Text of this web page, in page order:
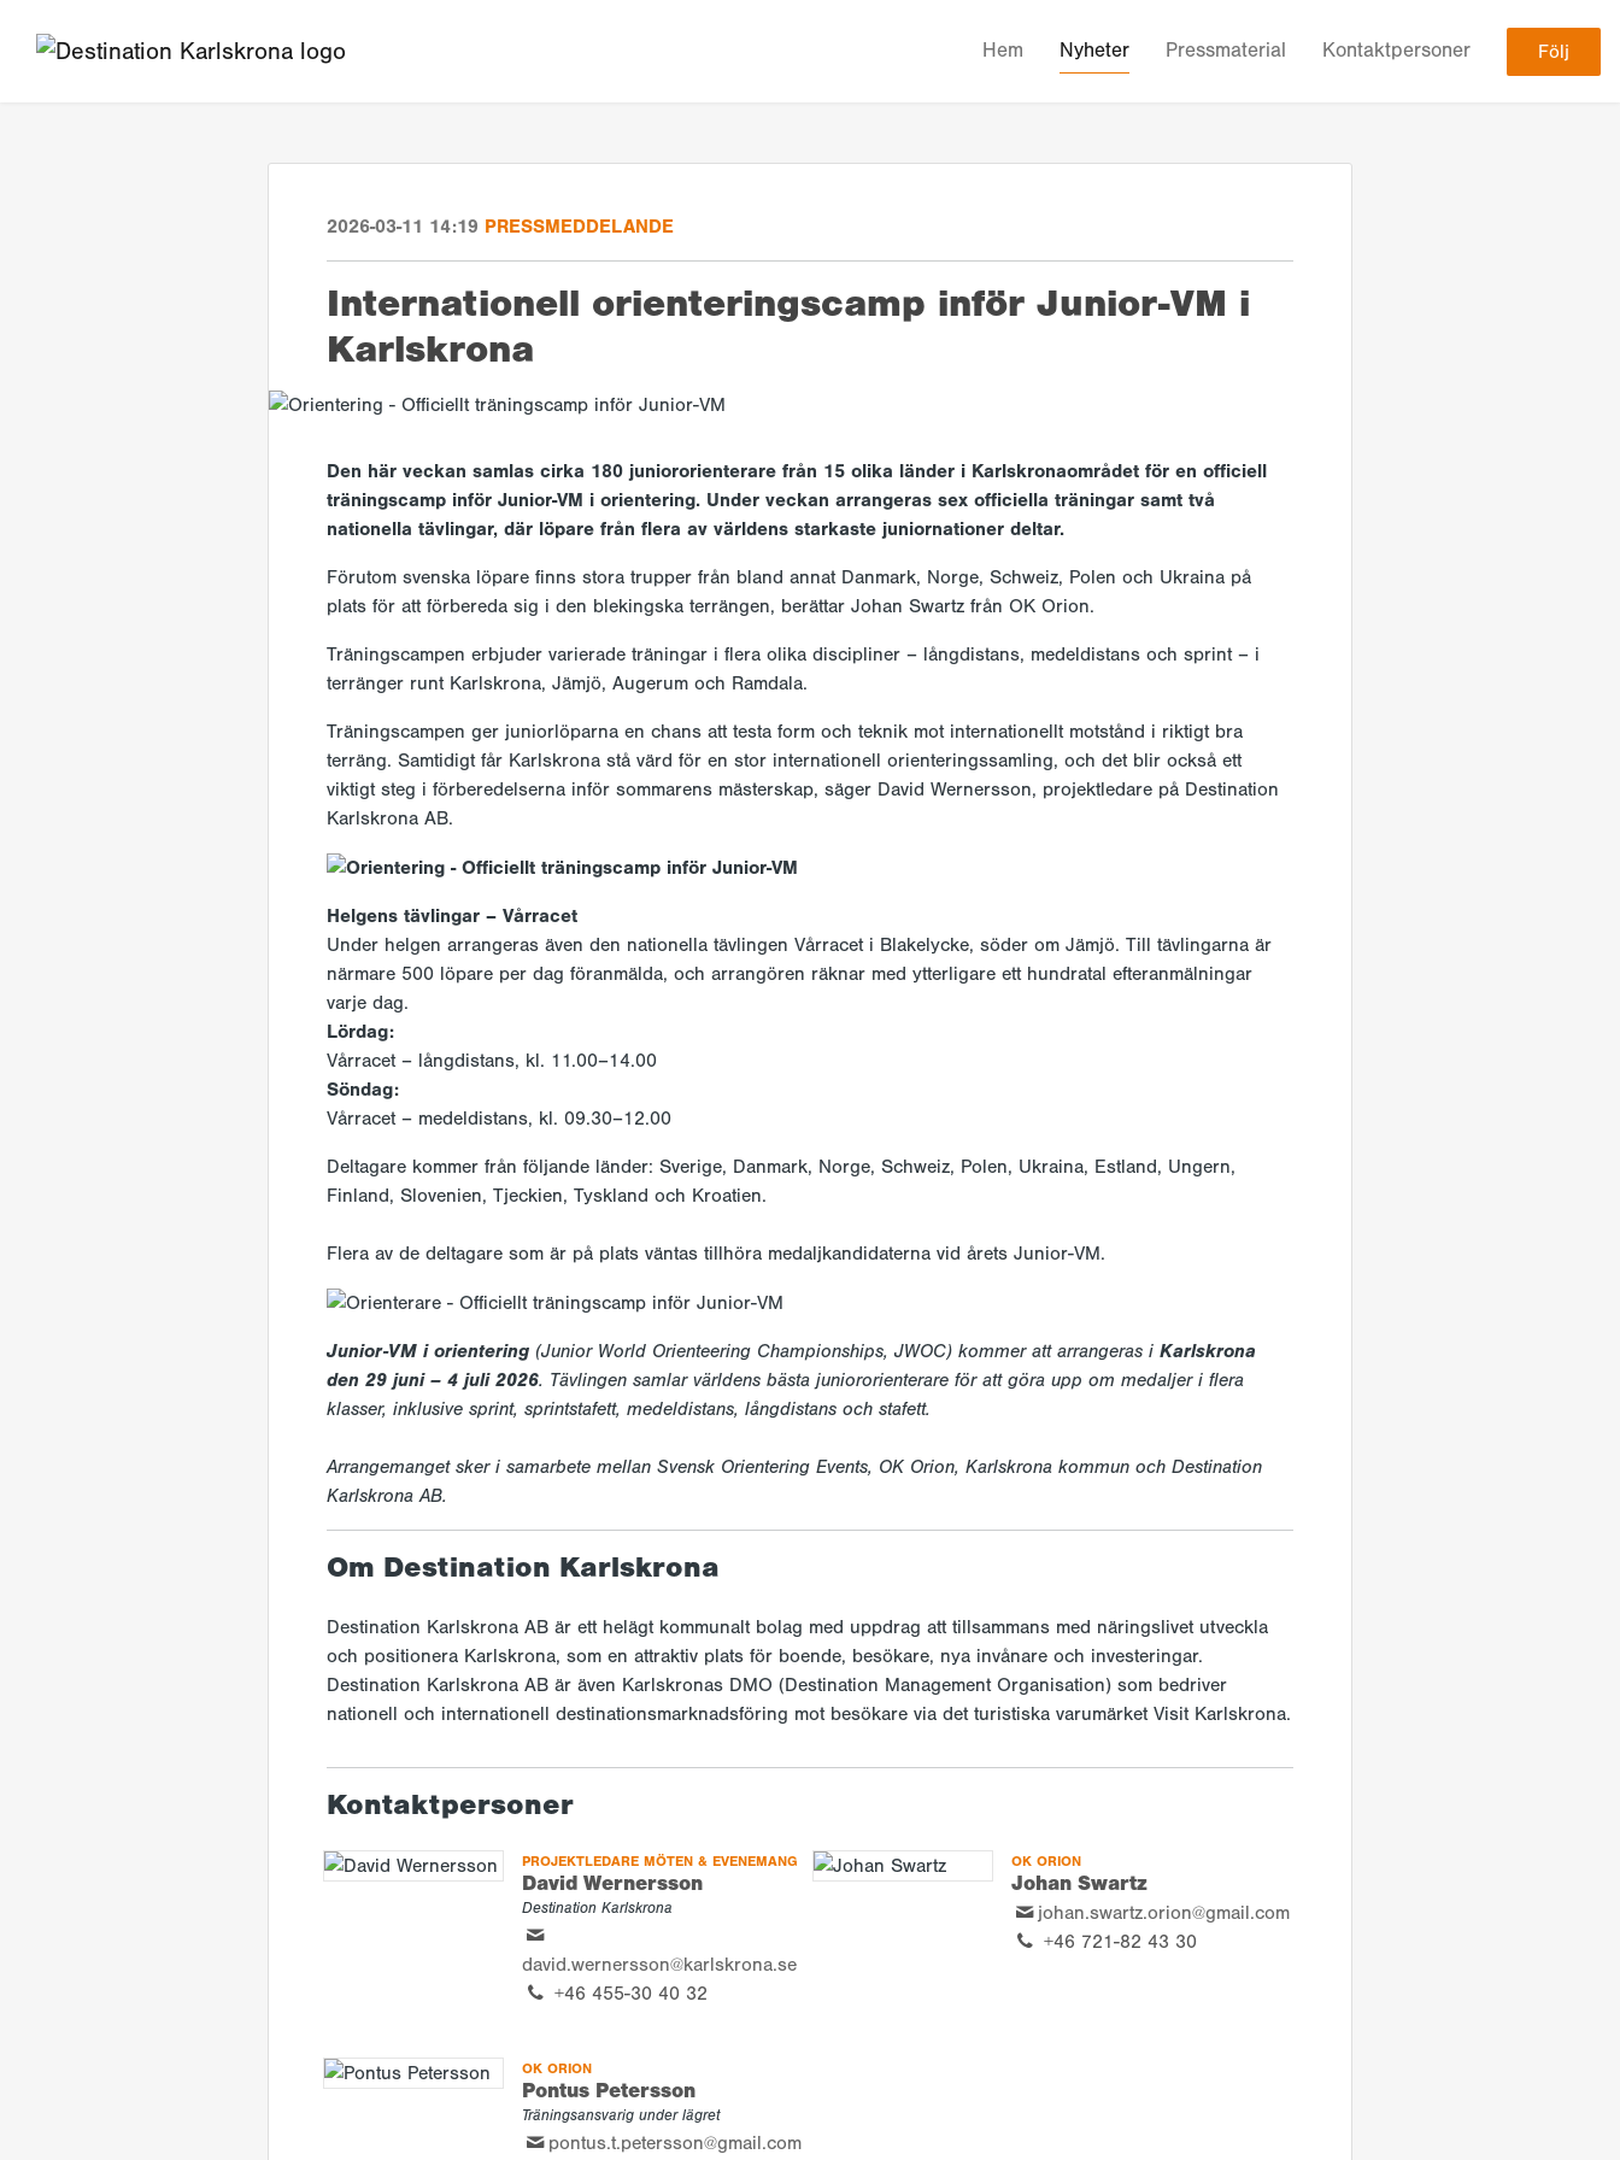
Hem Nyheter Pressmaterial Kontaktpersoner Följ
2026-03-11 14:19 PRESSMEDDELANDE
Internationell orienteringscamp inför Junior-VM i
Karlskrona
Den här veckan samlas cirka 180 juniororienterare från 15 olika länder i Karlskronaområdet för en officiell
träningscamp inför Junior-VM i orientering. Under veckan arrangeras sex officiella träningar samt två
nationella tävlingar, där löpare från flera av världens starkaste juniornationer deltar.
Förutom svenska löpare finns stora trupper från bland annat Danmark, Norge, Schweiz, Polen och Ukraina på
plats för att förbereda sig i den blekingska terrängen, berättar Johan Swartz från OK Orion.
Träningscampen erbjuder varierade träningar i flera olika discipliner – långdistans, medeldistans och sprint – i
terränger runt Karlskrona, Jämjö, Augerum och Ramdala.
Träningscampen ger juniorlöparna en chans att testa form och teknik mot internationellt motstånd i riktigt bra
terräng. Samtidigt får Karlskrona stå värd för en stor internationell orienteringssamling, och det blir också ett
viktigt steg i förberedelserna inför sommarens mästerskap, säger David Wernersson, projektledare på Destination
Karlskrona AB.
Helgens tävlingar – Vårracet
Under helgen arrangeras även den nationella tävlingen Vårracet i Blakelycke, söder om Jämjö. Till tävlingarna är
närmare 500 löpare per dag föranmälda, och arrangören räknar med ytterligare ett hundratal efteranmälningar
varje dag.
Lördag:
Vårracet – långdistans, kl. 11.00–14.00
Söndag:
Vårracet – medeldistans, kl. 09.30–12.00
Deltagare kommer från följande länder: Sverige, Danmark, Norge, Schweiz, Polen, Ukraina, Estland, Ungern,
Finland, Slovenien, Tjeckien, Tyskland och Kroatien.
Flera av de deltagare som är på plats väntas tillhöra medaljkandidaterna vid årets Junior-VM.
Junior-VM i orientering (Junior World Orienteering Championships, JWOC) kommer att arrangeras i Karlskrona
den 29 juni – 4 juli 2026. Tävlingen samlar världens bästa juniororienterare för att göra upp om medaljer i flera
klasser, inklusive sprint, sprintstafett, medeldistans, långdistans och stafett.
Arrangemanget sker i samarbete mellan Svensk Orientering Events, OK Orion, Karlskrona kommun och Destination
Karlskrona AB.
Om Destination Karlskrona
Destination Karlskrona AB är ett helägt kommunalt bolag med uppdrag att tillsammans med näringslivet utveckla
och positionera Karlskrona, som en attraktiv plats för boende, besökare, nya invånare och investeringar.
Destination Karlskrona AB är även Karlskronas DMO (Destination Management Organisation) som bedriver
nationell och internationell destinationsmarknadsföring mot besökare via det turistiska varumärket Visit Karlskrona.
Kontaktpersoner
PROJEKTLEDARE MÖTEN & EVENEMANG
David Wernersson
Destination Karlskrona
david.wernersson@karlskrona.se
+46 455-30 40 32
OK ORION
Johan Swartz
johan.swartz.orion@gmail.com
+46 721-82 43 30
OK ORION
Pontus Petersson
Träningsansvarig under lägret
pontus.t.petersson@gmail.com